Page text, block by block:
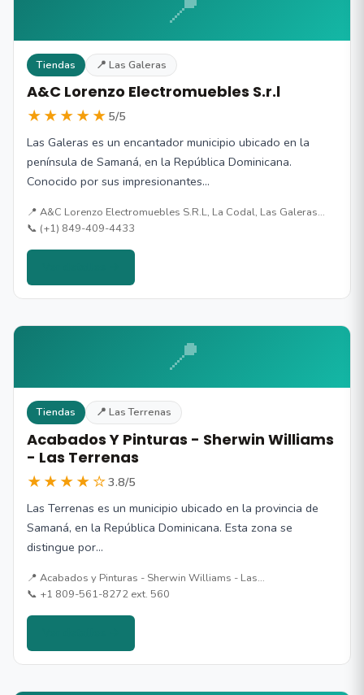
Tiendas 📍 Las Galeras
A&C Lorenzo Electromuebles S.r.l
★★★★★ 5/5
Las Galeras es un encantador municipio ubicado en la
península de Samaná, en la República Dominicana.
Conocido por sus impresionantes…
📍 A&C Lorenzo Electromuebles S.R.L, La Codal, Las Galeras…
📞 (+1) 849-409-4433
📍
Tiendas 📍 Las Terrenas
Acabados Y Pinturas - Sherwin Williams
- Las Terrenas
★★★★☆3.8/5
Las Terrenas es un municipio ubicado en la provincia de
Samaná, en la República Dominicana. Esta zona se
distingue por…
📍 Acabados y Pinturas - Sherwin Williams - Las…
📞 +1 809-561-8272 ext. 560